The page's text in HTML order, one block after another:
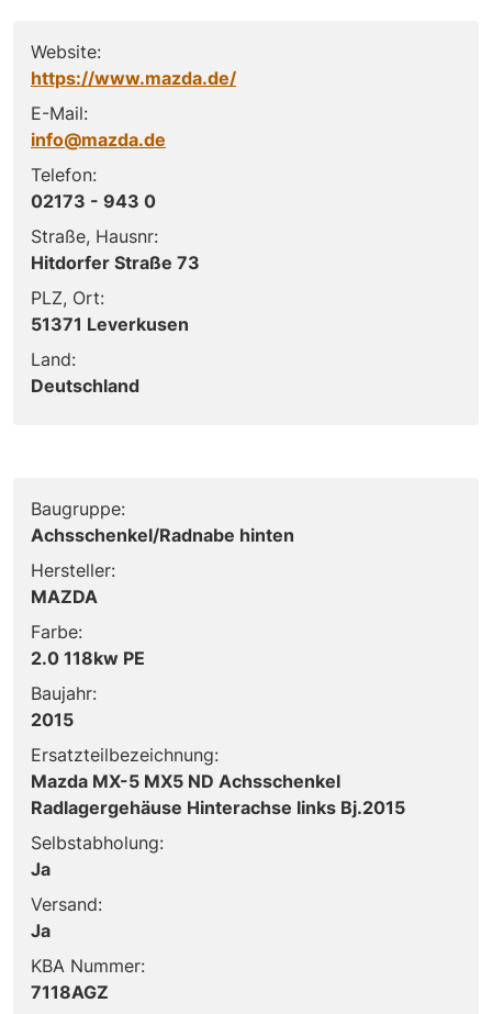
Website:
https://www.mazda.de/
E-Mail:
info@mazda.de
Telefon:
02173 - 943 0
Straße, Hausnr:
Hitdorfer Straße 73
PLZ, Ort:
51371 Leverkusen
Land:
Deutschland
Baugruppe:
Achsschenkel/Radnabe hinten
Hersteller:
MAZDA
Farbe:
2.0 118kw PE
Baujahr:
2015
Ersatzteilbezeichnung:
Mazda MX-5 MX5 ND Achsschenkel
Radlagergehäuse Hinterachse links Bj.2015
Selbstabholung:
Ja
Versand:
Ja
KBA Nummer:
7118AGZ